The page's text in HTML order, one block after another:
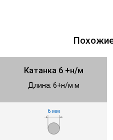
Катанка 6 +н/м
Длина: 6+н/м м
6 мм